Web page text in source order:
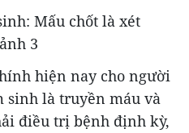
hiện nay cho người
sinh là truyền máu và
điều trị bệnh định kỳ,